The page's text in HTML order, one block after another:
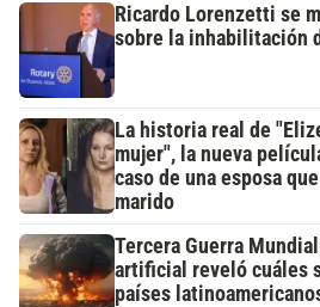
Ricardo Lorenzetti se
sobre la inhabilitación
La historia real de
mujer", la nueva
caso de una esposa
marido
Tercera Guerra
artificial reveló cuáles
países